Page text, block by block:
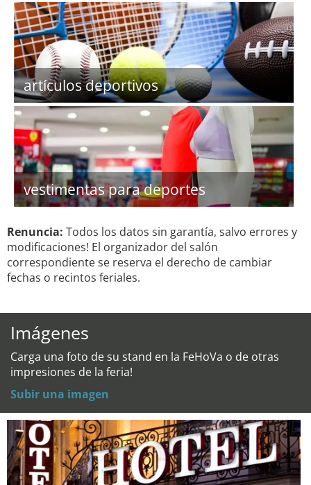
artículos deportivos
vestimentas para deportes
Renuncia: Todos los datos sin garantía, salvo errores y
modificaciones! El organizador del salón
correspondiente se reserva el derecho de cambiar
fechas o recintos feriales.
Imágenes
Carga una foto de su stand en la FeHoVa o de otras
impresiones de la feria!
Subir una imagen